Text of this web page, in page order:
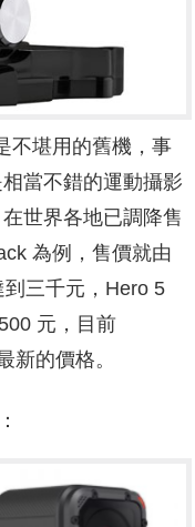
不堪用的舊機，事
當不錯的運動攝影
世界各地已調降售
為例，售價就由
三千元，Hero 5
元，目前
新的價格。